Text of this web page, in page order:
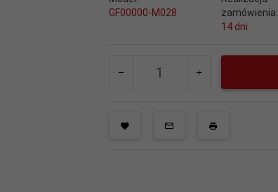
GF00000-M028
zamówienia:
14 dni